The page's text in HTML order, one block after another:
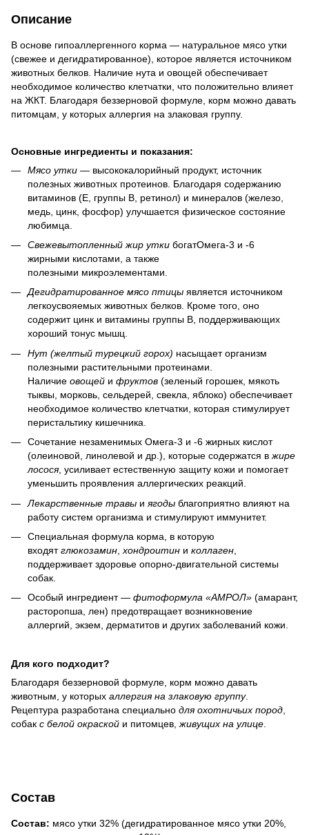
Описание
В основе гипоаллергенного корма — натуральное мясо утки
(свежее и дегидратированное), которое является источником
животных белков. Наличие нута и овощей обеспечивает
необходимое количество клетчатки, что положительно влияет
на ЖКТ. Благодаря беззерновой формуле, корм можно давать
питомцам, у которых аллергия на злаковая группу.
Основные ингредиенты и показания:
Мясо утки — высококалорийный продукт, источник
полезных животных протеинов. Благодаря содержанию
витаминов (Е, группы В, ретинол) и минералов (железо,
медь, цинк, фосфор) улучшается физическое состояние
любимца.
Свежевытопленный жир утки богатОмега-3 и -6
жирными кислотами, а также
полезными микроэлементами.
Дегидратированное мясо птицы является источником
легкоусвояемых животных белков. Кроме того, оно
содержит цинк и витамины группы В, поддерживающих
хороший тонус мышц.
Нут (желтый турецкий горох) насыщает организм
полезными растительными протеинами.
Наличие овощей и фруктов (зеленый горошек, мякоть
тыквы, морковь, сельдерей, свекла, яблоко) обеспечивает
необходимое количество клетчатки, которая стимулирует
перистальтику кишечника.
Сочетание незаменимых Омега-3 и -6 жирных кислот
(олеиновой, линолевой и др.), которые содержатся в жире
лосося, усиливает естественную защиту кожи и помогает
уменьшить проявления аллергических реакций.
Лекарственные травы и ягоды благоприятно влияют на
работу систем организма и стимулируют иммунитет.
Специальная формула корма, в которую
входятглюкозамин хондроитин и коллаген
поддерживает здоровье опорно-двигательной системы
собак.
Особый ингредиент — фитоформула «АМРОЛ» (амарант,
расторопша, лен) предотвращает возникновение
аллергий, экзем, дерматитов и других заболеваний кожи.
Для кого подходит?
Благодаря беззерновой формуле, корм можно давать
животным, у которых аллергия на злаковую группу.
Рецептура разработана специально для охотничьих пород
собак с белой окраской и питомцев, живущих на улице
Состав
Состав: мясо утки 32% (дегидратированное мясо утки 20%,